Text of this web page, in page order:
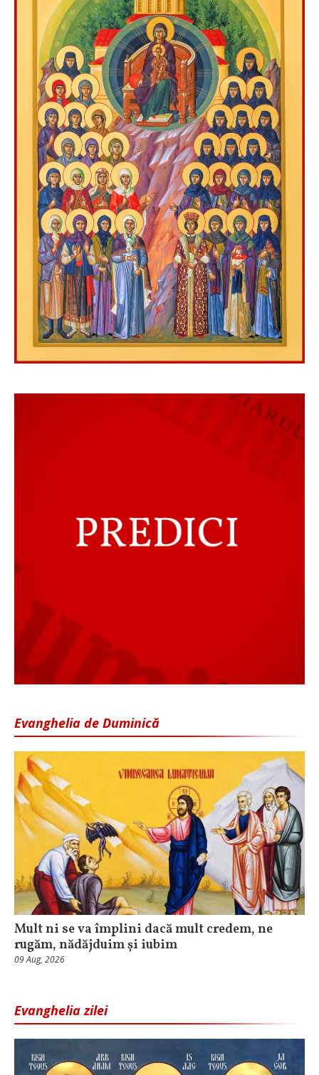
Evanghelia de Duminică
Mult ni se va împlini dacă mult credem, ne
rugăm, nădăjduim și iubim
09 Aug, 2026
Evanghelia zilei